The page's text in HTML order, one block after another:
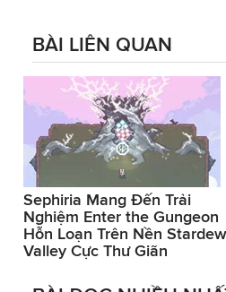
BÀI LIÊN QUAN
Sephiria Mang Đến Trải
Nghiệm Enter the Gungeon
Hỗn Loạn Trên Nền Stardew
Valley Cực Thư Giãn